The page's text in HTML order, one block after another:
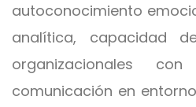
autoconocimiento
analítica, capacidad
organizacionales
comunicación en